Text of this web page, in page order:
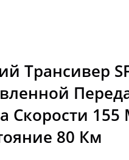
Трансивер
Скорости 155
80 Км